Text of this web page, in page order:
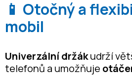
📱 Otočný a
mobil
Univerzální držákudrží
telefonů a umožňuje